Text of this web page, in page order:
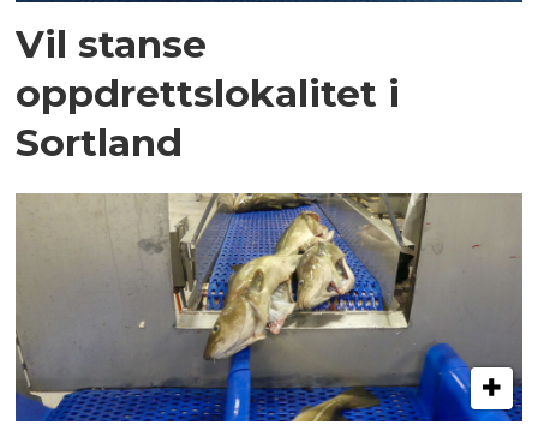
Vil stanse
oppdrettslokalitet i
Sortland